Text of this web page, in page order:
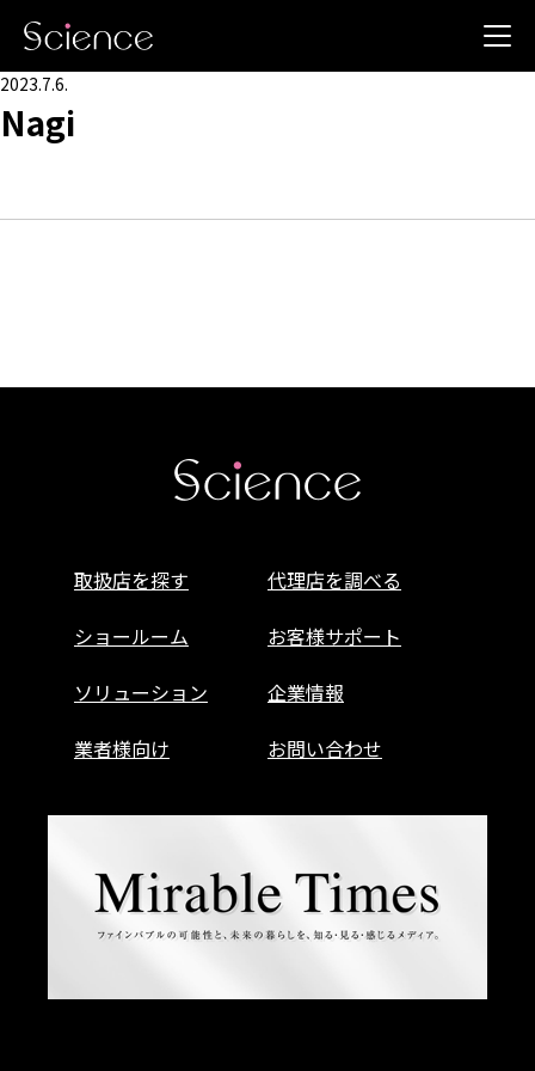
2023.7.6.
Nagi
取扱店を探す
代理店を調べる
ショールーム
お客様サポート
ソリューション
企業情報
業者様向け
お問い合わせ